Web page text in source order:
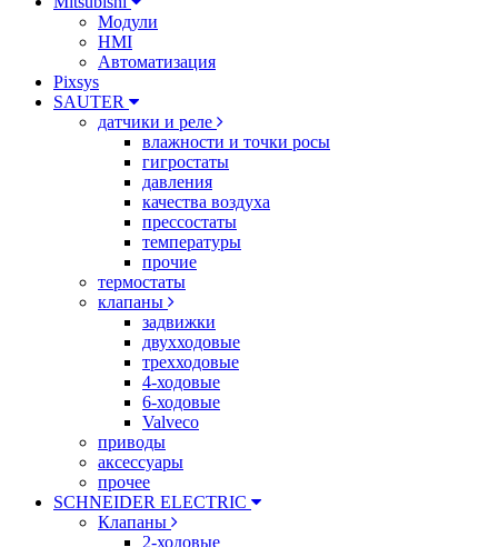
Модули
HMI
Автоматизация
Pixsys
SAUTER
датчики и реле
влажности и точки росы
гигростаты
давления
качества воздуха
прессостаты
температуры
прочие
термостаты
клапаны
задвижки
двухходовые
трехходовые
4-ходовые
6-ходовые
Valveco
приводы
аксессуары
прочее
SCHNEIDER ELECTRIC
Клапаны
2-ходовые